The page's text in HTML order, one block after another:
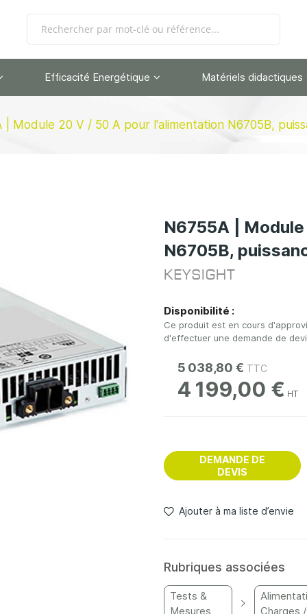
Efficacité Energétique Matériels didactiques
| Module 20 V / 50 A pour l'alimentation N6705B,
N6755A |
N6705B,
KEYSIGHT
Disponibilité :
Ce produit est en cours
d'effectuer une demande de
5 038,80 €
4 199,00 €
DEMANDE DE
DEVIS
Ajouter à ma liste d’envie
Rubriques associées
Tests &
Mesures
Charges